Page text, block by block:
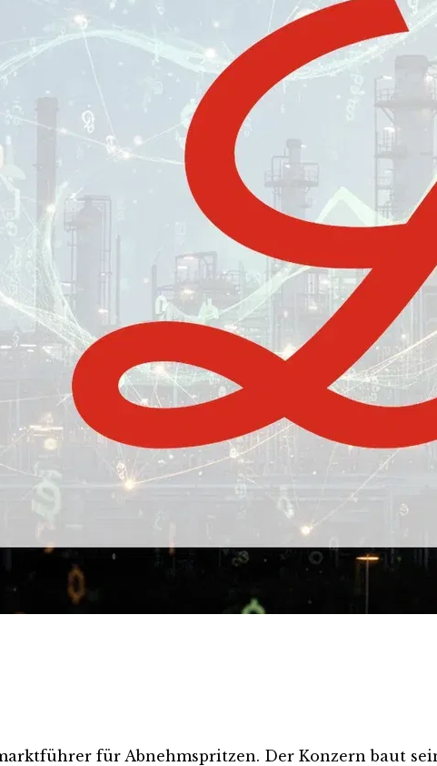
für Abnehmspritzen. Der Konzern baut